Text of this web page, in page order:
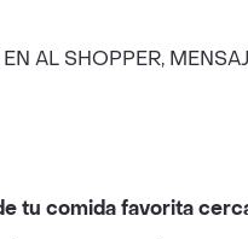
AL SHOPPER,
tu comida favorita